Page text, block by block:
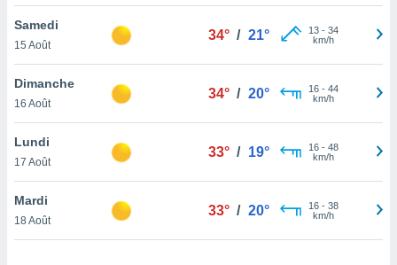
votre
à
en
le
Samedi
15 Août
34° / 21° 13- 34
km/h
Dimanche
16 Août
34° / 20° 16- 44
km/h
Lundi
17 Août
33° / 19° 16- 48
km/h
Mardi
18 Août
33° / 20° 16- 38
km/h